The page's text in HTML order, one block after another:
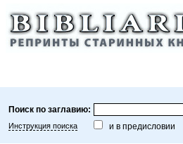
Поиск по заглавию:
Инструкция поиска и в предисловии